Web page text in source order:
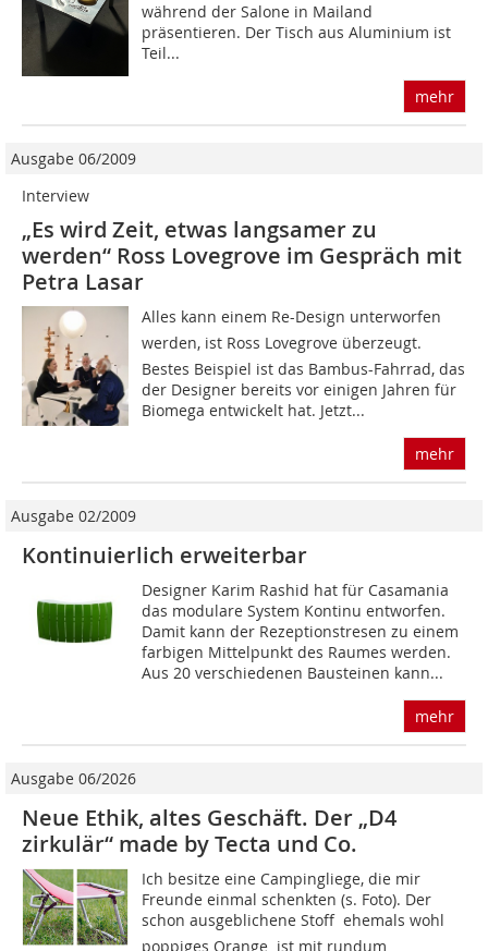
während der Salone in Mailand
präsentieren. Der Tisch aus Aluminium ist
Teil...
mehr
Ausgabe 06/2009
Interview
„Es wird Zeit, etwas langsamer zu
werden“ Ross Lovegrove im Gespräch mit
Petra Lasar
Alles kann einem Re-Design unterworfen
werden, ist Ross Lovegrove überzeugt.
Bestes Beispiel ist das Bambus-Fahrrad, das
der Designer bereits vor einigen Jahren für
Biomega entwickelt hat. Jetzt...
mehr
Ausgabe 02/2009
Kontinuierlich erweiterbar
Designer Karim Rashid hat für Casamania
das modulare System Kontinu entworfen.
Damit kann der Rezeptionstresen zu einem
farbigen Mittelpunkt des Raumes werden.
Aus 20 verschiedenen Bausteinen kann...
mehr
Ausgabe 06/2026
Neue Ethik, altes Geschäft. Der „D4
zirkulär“ made by Tecta und Co.
Ich besitze eine Campingliege, die mir
Freunde einmal schenkten (s. Foto). Der
schon ausge­blichene Stoff  ehemals wohl
poppiges Orange  ist mit rundum